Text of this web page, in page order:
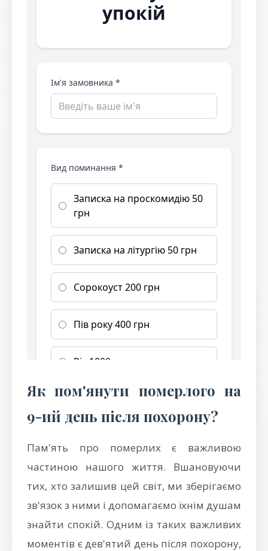
Як пом'янути померлого на
9-ий день після похорону?
Пам'ять про померлих є важливою
частиною нашого життя. Вшановуючи
тих, хто залишив цей світ, ми зберігаємо
зв'язок з ними і допомагаємо їхнім душам
знайти спокій. Одним із таких важливих
моментів є дев'ятий день після похорону,